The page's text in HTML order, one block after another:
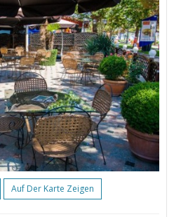
Auf Der Karte Zeigen